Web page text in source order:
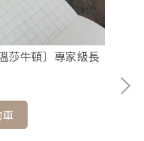
莎牛頓〕專家級長
〔